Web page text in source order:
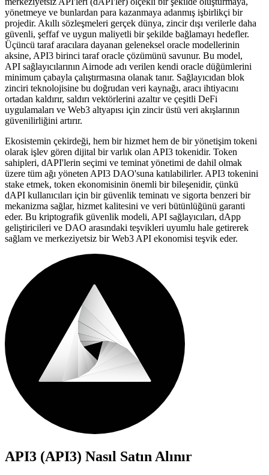
yönetmeye ve bunlardan para kazanmaya adanmış işbirlikçi bir
projedir. Akıllı sözleşmeleri gerçek dünya, zincir dışı verilerle daha
güvenli, şeffaf ve uygun maliyetli bir şekilde bağlamayı hedefler.
Üçüncü taraf aracılara dayanan geleneksel oracle modellerinin
aksine, API3 birinci taraf oracle çözümünü savunur. Bu model,
API sağlayıcılarının Airnode adı verilen kendi oracle düğümlerini
minimum çabayla çalıştırmasına olanak tanır. Sağlayıcıdan blok
zinciri teknolojisine bu doğrudan veri kaynağı, aracı ihtiyacını
ortadan kaldırır, saldırı vektörlerini azaltır ve çeşitli DeFi
uygulamaları ve Web3 altyapısı için zincir üstü veri akışlarının
güvenilirliğini artırır.
Ekosistemin çekirdeği, hem bir hizmet hem de bir yönetişim tokeni
olarak işlev gören dijital bir varlık olan API3 tokenidir. Token
sahipleri, dAPI'lerin seçimi ve teminat yönetimi de dahil olmak
üzere tüm ağı yöneten API3 DAO'suna katılabilirler. API3 tokenini
stake etmek, token ekonomisinin önemli bir bileşenidir, çünkü
dAPI kullanıcıları için bir güvenlik teminatı ve sigorta benzeri bir
mekanizma sağlar, hizmet kalitesini ve veri bütünlüğünü garanti
eder. Bu kriptografik güvenlik modeli, API sağlayıcıları, dApp
geliştiricileri ve DAO arasındaki teşvikleri uyumlu hale getirerek
sağlam ve merkeziyetsiz bir Web3 API ekonomisi teşvik eder.
API3 (API3) Nasıl Satın Alınır